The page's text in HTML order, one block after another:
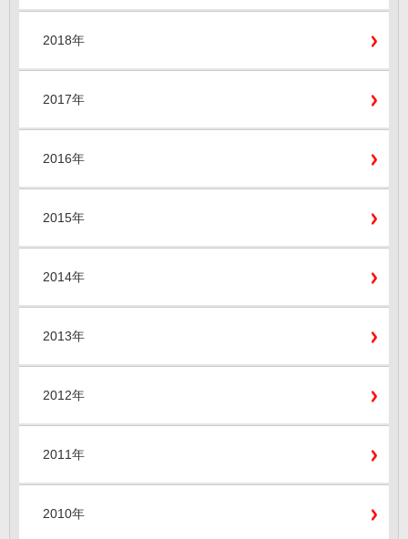
2018年
2017年
2016年
2015年
2014年
2013年
2012年
2011年
2010年